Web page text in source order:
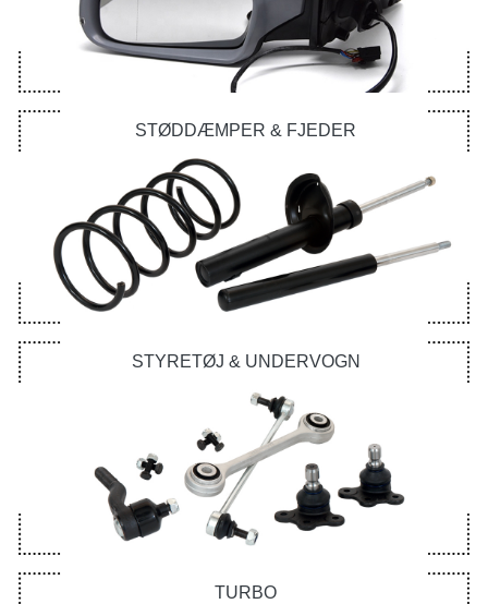
STØDDÆMPER & FJEDER
STYRETØJ & UNDERVOGN
TURBO